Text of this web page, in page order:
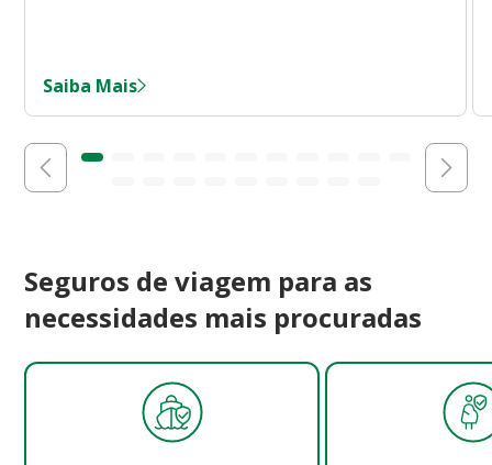
Saiba Mais
Seguros de viagem para as
necessidades mais procuradas